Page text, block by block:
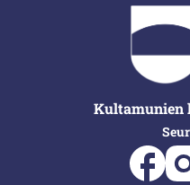
Kultamunien